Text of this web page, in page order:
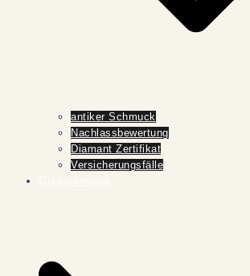
antiker Schmuck
Nachlassbewertung
Diamant Zertifikat
Versicherungsfälle